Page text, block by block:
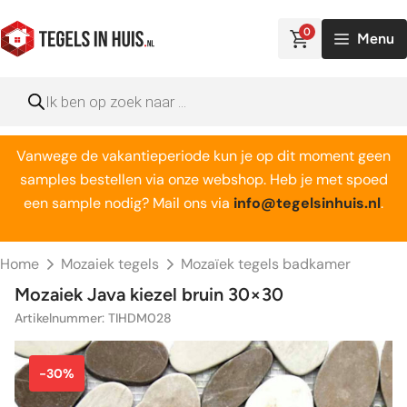
naar
de
0 Menu
zoeken
Vanwege de vakantieperiode kun je op dit moment geen
samples bestellen via onze webshop. Heb je met spoed
een sample nodig? Mail ons via info@tegelsinhuis.nl.
Home Mozaiek tegels Mozaïek tegels badkamer
Mozaiek Java kiezel bruin 30×30
Artikelnummer: TIHDM028
-30%